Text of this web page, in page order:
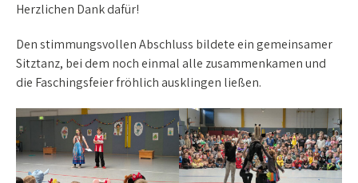
Herzlichen Dank dafür!
Den stimmungsvollen Abschluss bildete ein gemeinsamer
Sitztanz, bei dem noch einmal alle zusammenkamen und
die Faschingsfeier fröhlich ausklingen ließen.